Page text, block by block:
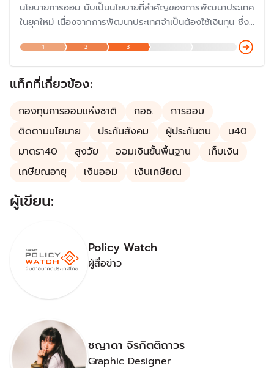
นโยบายการออม นับเป็นนโยบายที่สำคัญของการพัฒนาประเทศ
ในยุคใหม่ เนื่องจากการพัฒนาประเทศจำเป็นต้องใช้เงินทุน ซึ่งที่
ผ่านมาในอดีต ประเทศไทยมีปัญหาเรื่องเงินทุนจึงต้องกู้เงินจาก
ต่างประเทศ ดังนั้นเพื่อลดการพึ่งพาเงินทุน รัฐบาลจึงมีนโยบาย
ส่งเสริมการออม อย่างไรก็ตาม จากสังคมสูงวัย เป้าหมายของ
การออมเปลี่ยนไปเพื่อวัยเกษียณ
1 2 3
แท็กที่เกี่ยวข้อง:
กองทุนการออมแห่งชาติ กอช.
การออม
ติดตามนโยบาย
ประกันสังคม ผู้ประกันตน
ม40
มาตรา40
สูงวัย ออมเงินขั้นพื้นฐาน
เก็บเงิน
เกษียณอายุ
เงินออม เงินเกษียณ
ผู้เขียน:
Policy Watch
ผู้สื่อข่าว
ชญาดา จิรกิตติถาวร
Graphic Designer